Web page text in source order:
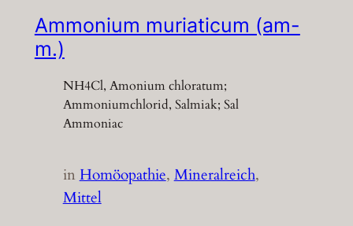
Ammonium muriaticum (am-
m.)
NH4Cl, Amonium chloratum;
Ammoniumchlorid, Salmiak; Sal
Ammoniac
inHomöopathie, Mineralreich
Mittel